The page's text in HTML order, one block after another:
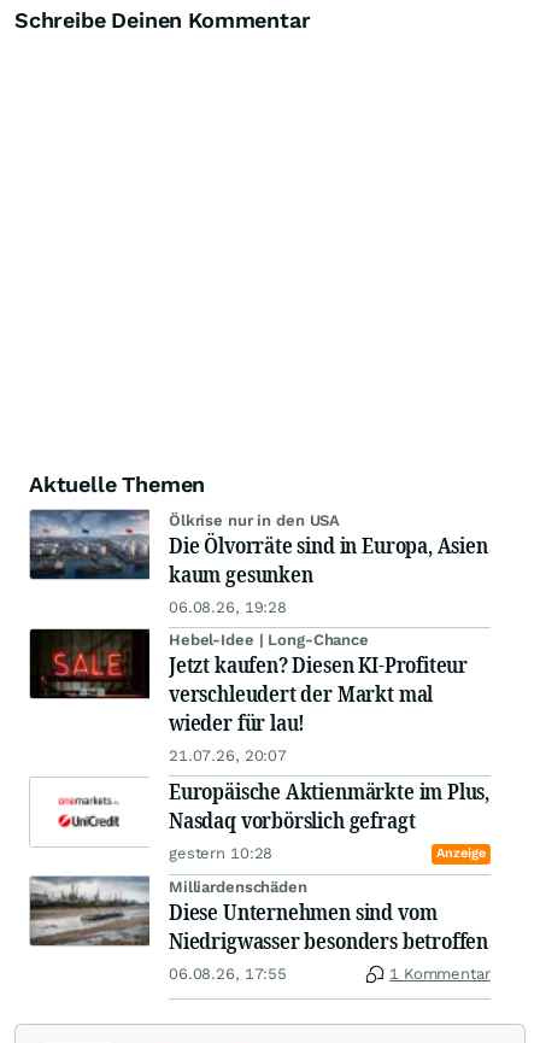
Schreibe Deinen Kommentar
Aktuelle Themen
Ölkrise nur in den USA
Die Ölvorräte sind in Europa, Asien
kaum gesunken
06.08.26, 19:28
Hebel-Idee | Long-Chance
Jetzt kaufen? Diesen KI-Profiteur
verschleudert der Markt mal
wieder für lau!
21.07.26, 20:07
Europäische Aktienmärkte im Plus,
Nasdaq vorbörslich gefragt
gestern 10:28 Anzeige
Milliardenschäden
Diese Unternehmen sind vom
Niedrigwasser besonders betroffen
06.08.26, 17:55 1 Kommentar